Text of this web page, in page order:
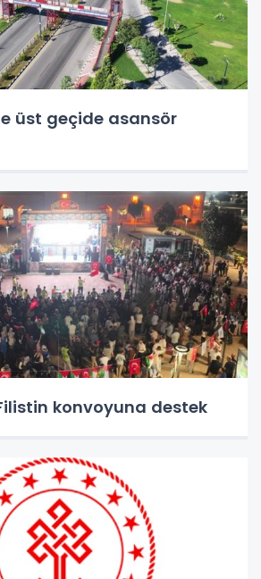
üst geçide asansör
konvoyuna destek